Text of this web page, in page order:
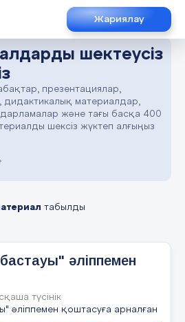
Жариялау
шектеусіз
презентациялар,
дидактикалық материалдар,
және тағы басқа 400
шексіз жүктеп алғыңыз
табылды
әліппемен
түсінік
әліппемен қоштасуға арналған